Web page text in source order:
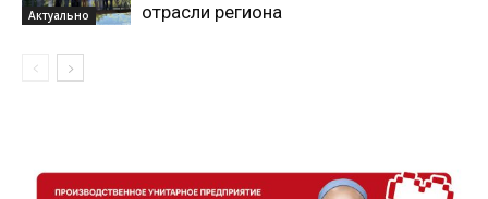
Электронные обращения
Актуально
отрасли региона